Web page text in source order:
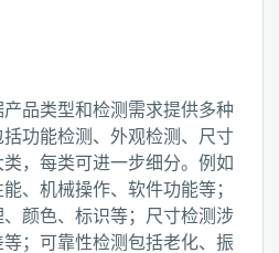
品类型和检测需求提供多种
功能检测、外观检测、尺寸
，每类可进一步细分。例如
、机械操作、软件功能等；
颜色、标识等；尺寸检测涉
；可靠性检测包括老化、振